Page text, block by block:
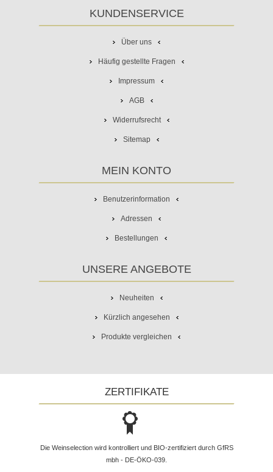
KUNDENSERVICE
Über uns
Häufig gestellte Fragen
Impressum
AGB
Widerrufsrecht
Sitemap
MEIN KONTO
Benutzerinformation
Adressen
Bestellungen
UNSERE ANGEBOTE
Neuheiten
Kürzlich angesehen
Produkte vergleichen
ZERTIFIKATE
Die Weinselection wird kontrolliert und BIO-zertifiziert durch GfRS
mbh - DE-ÖKO-039.